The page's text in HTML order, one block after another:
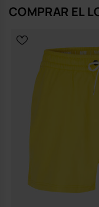
Compra online en
COMPRAR EL